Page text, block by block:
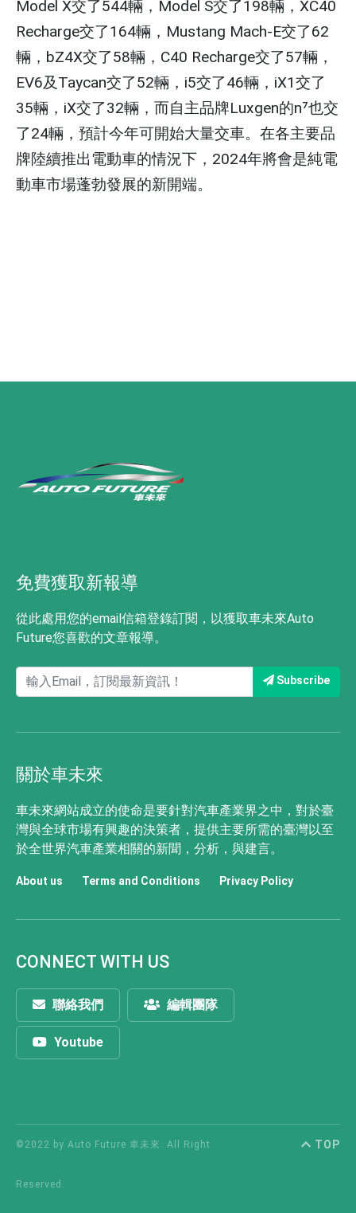
Model X交了544輛，Model S交了198輛，XC40
Recharge交了164輛，Mustang Mach-E交了62
輛，bZ4X交了58輛，C40 Recharge交了57輛，
EV6及Taycan交了52輛，i5交了46輛，iX1交了
35輛，iX交了32輛，而自主品牌Luxgen的n⁷也交
了24輛，預計今年可開始大量交車。在各主要品
牌陸續推出電動車的情況下，2024年將會是純電
動車市場蓬勃發展的新開端。
免費獲取新報導
從此處用您的email信箱登錄訂閱，以獲取車未來Auto
Future您喜歡的文章報導。
Subscribe
關於車未來
車未來網站成立的使命是要針對汽車產業界之中，對於臺
灣與全球市場有興趣的決策者，提供主要所需的臺灣以至
於全世界汽車產業相關的新聞，分析，與建言。
About us Terms and Conditions Privacy Policy
CONNECT WITH US
聯絡我們 編輯團隊
Youtube
©2022 by Auto Future 車未來. All Right
Reserved.
TOP